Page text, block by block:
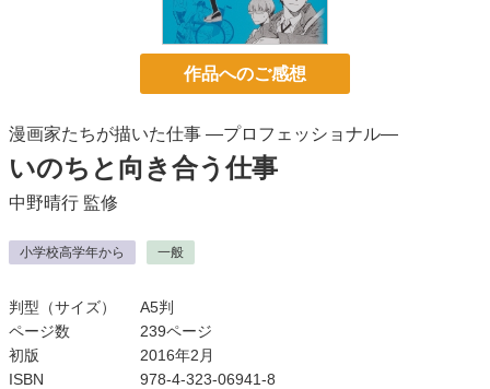
作品へのご感想
漫画家たちが描いた仕事 ―プロフェッショナル―
いのちと向き合う仕事
中野晴行 監修
小学校高学年から 一般
判型（サイズ）
A5判
ページ数
239ページ
初版
2016年2月
ISBN
978-4-323-06941-8